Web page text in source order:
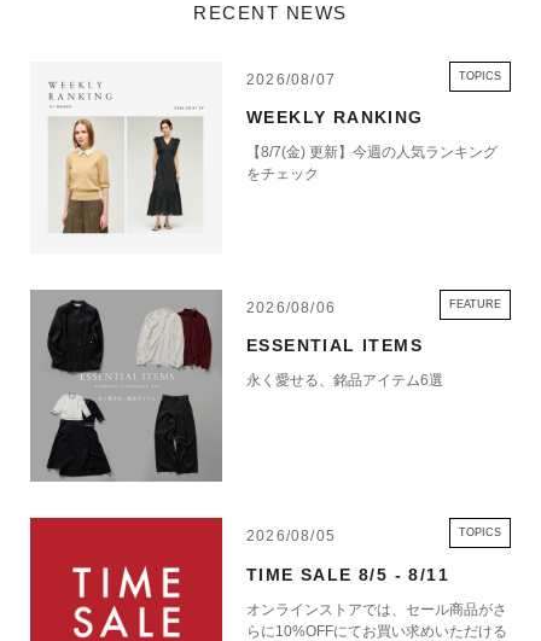
RECENT NEWS
2026/08/07 TOPICS
WEEKLY RANKING
【8/7(金) 更新】今週の人気ランキング
をチェック
2026/08/06 FEATURE
ESSENTIAL ITEMS
永く愛せる、銘品アイテム6選
2026/08/05 TOPICS
TIME SALE 8/5 - 8/11
オンラインストアでは、セール商品がさ
らに10%OFFにてお買い求めいただける